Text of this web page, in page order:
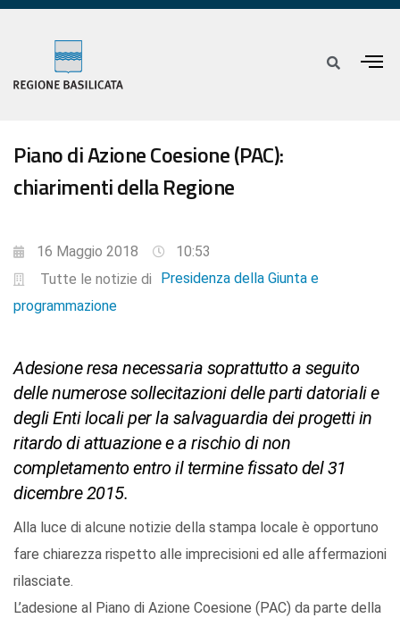
Piano di Azione Coesione (PAC):
chiarimenti della Regione
16 Maggio 2018
10:53
Tutte le notizie di
Presidenza della Giunta e
programmazione
Adesione resa necessaria soprattutto a seguito
delle numerose sollecitazioni delle parti datoriali e
degli Enti locali per la salvaguardia dei progetti in
ritardo di attuazione e a rischio di non
completamento entro il termine fissato del 31
dicembre 2015.
Alla luce di alcune notizie della stampa locale è opportuno
fare chiarezza rispetto alle imprecisioni ed alle affermazioni
rilasciate.
L’adesione al Piano di Azione Coesione (PAC) da parte della